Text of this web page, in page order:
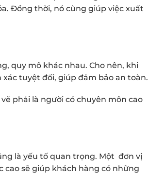
Đồng thời, nó cũng giúp việc xuất
quy mô khác nhau. Cho nên, khi
tuyệt đối, giúp đảm bảo an toàn.
phải là người có chuyên môn cao
là yếu tố quan trọng. Một đơn vị
cao sẽ giúp khách hàng có những